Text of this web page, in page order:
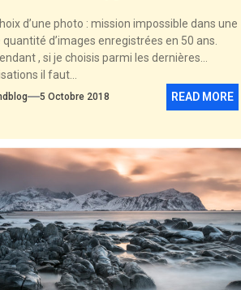
d’une photo : mission impossible dans une
quantité d’images enregistrées en 50 ans.
, si je choisis parmi les dernières
il faut...
5 Octobre 2018 READ MORE